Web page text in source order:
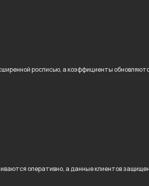
росписью, а коэффициенты
оперативно, а данные клиентов